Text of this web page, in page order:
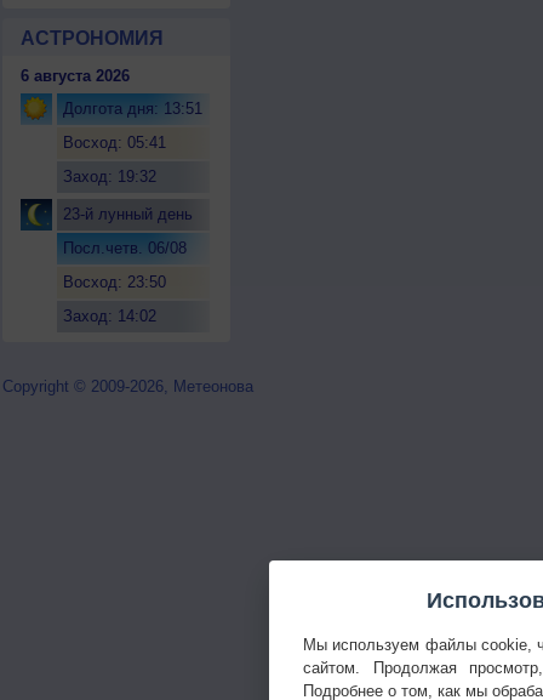
АСТРОНОМИЯ
6 августа 2026
Долгота дня: 13:51
Восход: 05:41
Заход: 19:32
23-й лунный день
Посл.четв. 06/08
Восход: 23:50
Заход: 14:02
Copyright © 2009-2026, Метеонова
Мы используем файлы cookie,
сайтом. Продолжая
Подробнее о том, как мы